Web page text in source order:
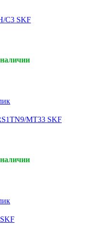
C3 SKF
MT33 SKF